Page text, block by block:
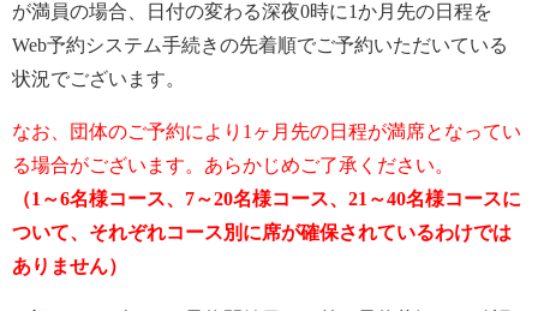
が満員の場合、日付の変わる深夜0時に1か月先の日程を
Web予約システム手続きの先着順でご予約いただいている
状況でございます。
なお、団体のご予約により1ヶ月先の日程が満席となってい
る場合がございます。あらかじめご了承ください。
（1～6名様コース、7～20名様コース、21～40名様コースに
ついて、それぞれコース別に席が確保されているわけでは
ありません）